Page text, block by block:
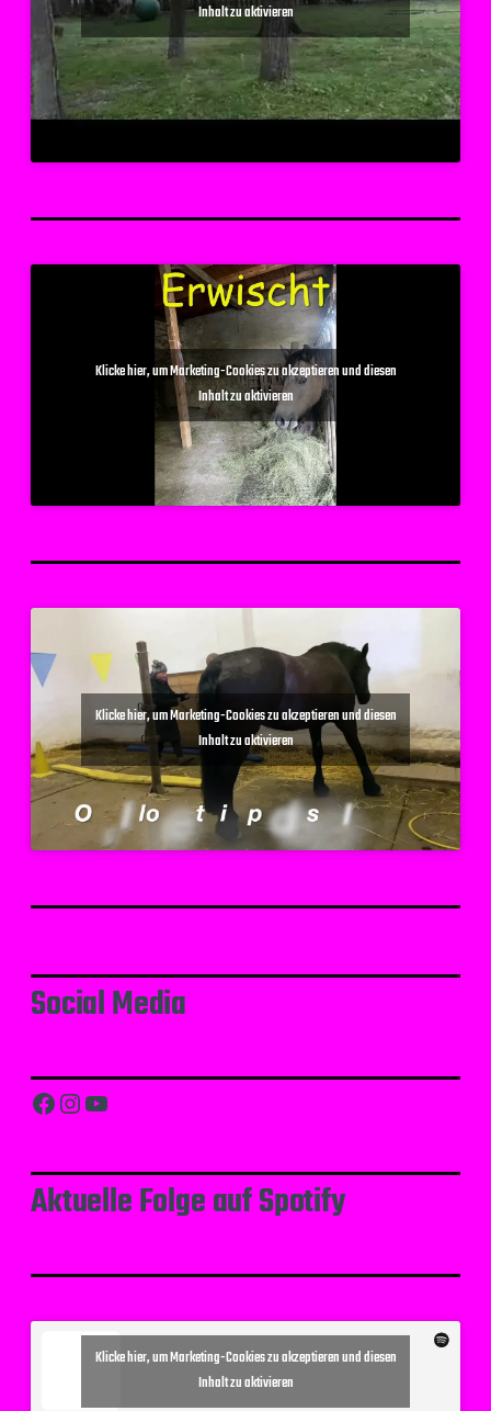
Inhalt zu aktivieren
Klicke hier, um Marketing-Cookies zu akzeptieren und diesen
Inhalt zu aktivieren
Klicke hier, um Marketing-Cookies zu akzeptieren und diesen
Inhalt zu aktivieren
Social Media
Facebook Instagram YouTube
Aktuelle Folge auf Spotify
Klicke hier, um Marketing-Cookies zu akzeptieren und diesen
Inhalt zu aktivieren